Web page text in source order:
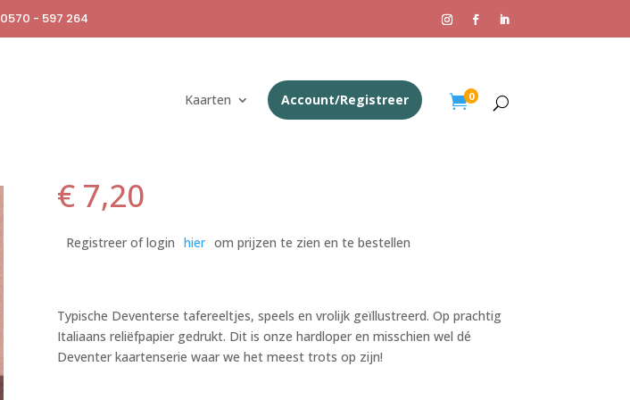
0570 - 597 264
Kaarten Account/Registreer 0
€7,20
Registreer of login hier om prijzen te zien en te bestellen
Typische Deventerse tafereeltjes, speels en vrolijk geïllustreerd. Op prachtig
Italiaans reliëfpapier gedrukt. Dit is onze hardloper en misschien wel dé
Deventer kaartenserie waar we het meest trots op zijn!